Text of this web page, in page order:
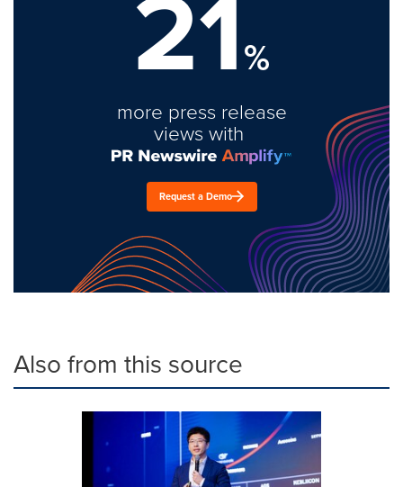
%
more press release
views with
Request a Demo
Also from this source